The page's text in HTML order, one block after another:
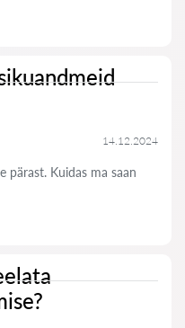
14.12.2024
pärast. Kuidas ma saan